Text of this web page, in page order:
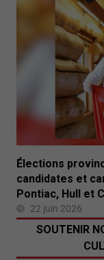
Élections
candidates et
Pontiac, Hull et
22 juin 2026
SOUTENIR